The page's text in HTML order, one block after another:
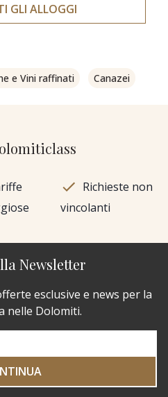
GLI ALLOGGI
e Vini raffinati Canazei
Richieste non
vincolanti
Newsletter
esclusive e news per la
nelle Dolomiti.